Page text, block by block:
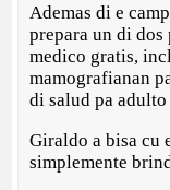
Ademas di e
prepara un di
medico gratis,
mamografianan
di salud pa
Giraldo a bisa cu
simplemente